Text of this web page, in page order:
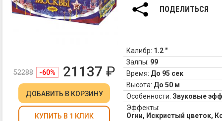
ПОДЕЛИТЬСЯ
52288 -60% 21137 ₽
ДОБАВИТЬ В КОРЗИНУ
КУПИТЬ В 1 КЛИК
Калибр: 1.2 "
Залпы: 99
Время: До 95 сек
Высота: До 50 м
Особенности: Звуковые
Эффекты:
Огни, Искристый цветок,